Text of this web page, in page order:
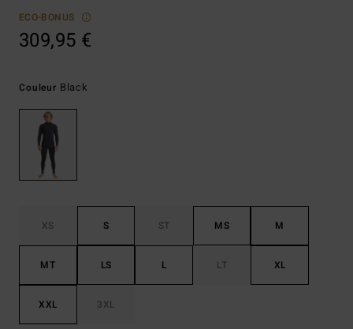
ECO-BONUS
309,95 €
Couleur Black
XS S ST MS M
MT LS L LT XL
XXL 3XL